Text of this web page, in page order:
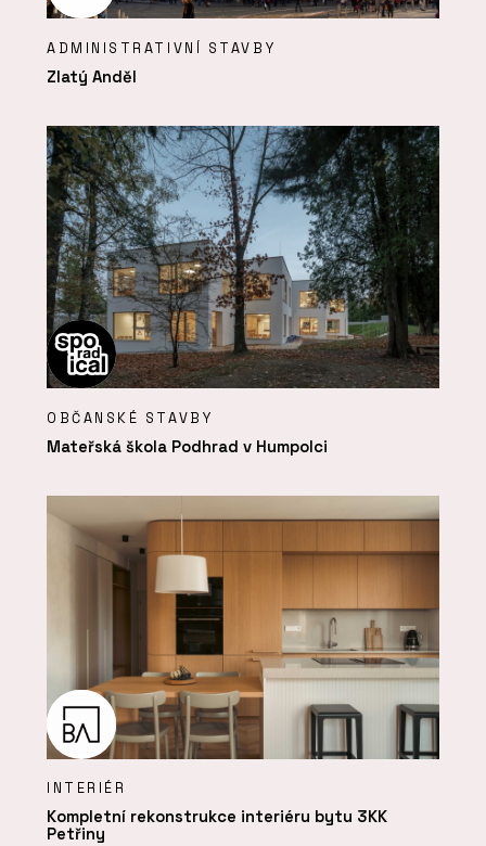
ADMINISTRATIVNÍ STAVBY
Zlatý Anděl
OBČANSKÉ STAVBY
Mateřská škola Podhrad v Humpolci
INTERIÉR
Kompletní rekonstrukce interiéru bytu 3KK
Petřiny